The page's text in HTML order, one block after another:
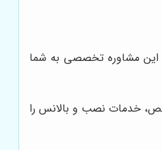
این مشاوره تخصصی به شما
خدمات نصب و بالانس را